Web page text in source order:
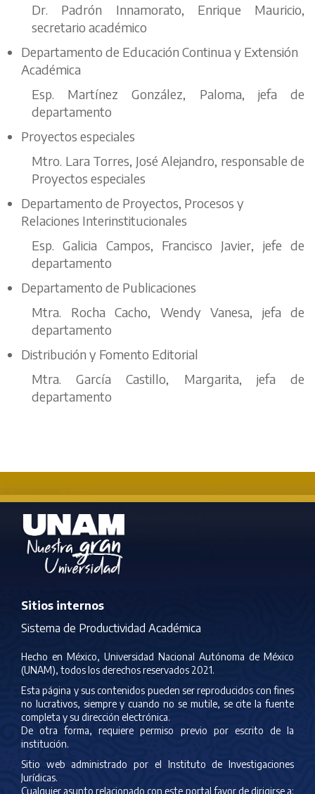
Dr. Padrón Innamorato, Enrique Mauricio,
secretario académico
Departamento de Educación Continua y Extensión
Académica
Esp. Martínez González, Paloma, jefa de
departamento
Proyectos especiales
Mtro. Lara Torres, José Alejandro, responsable de
Proyectos especiales
Departamento de Proyectos, Procesos y
Relaciones Interinstitucionales
Esp. Galicia Campos, Francisco Javier, jefe de
departamento
Departamento de Publicaciones
Mtra. Rocha Cacho, Wendy Vanesa, jefa de
departamento
Distribución y Fomento Editorial
Mtra. García Castillo, Margarita, jefa de
departamento
Sitios internos
Sistema de Productividad Académica
Hecho en México, Universidad Nacional Autónoma de México
(UNAM), todos los derechos reservados 2021.
Esta página y sus contenidos pueden ser reproducidos con fines
no lucrativos, siempre y cuando no se mutile, se cite la fuente
completa y su dirección electrónica.
De otra forma, requiere permiso previo por escrito de la
institución.
Sitio web administrado por el Instituto de Investigaciones
Jurídicas.
Cualquier asunto relacionado con este portal favor de dirigirse a: